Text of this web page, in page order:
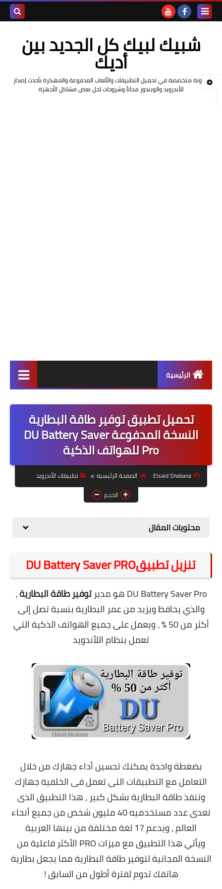
المدونةشبيك لبيك كل الجديد بين
أديك
مدونة متخصصة في تحميل التطبيقات والألعاب المدفوعة والمهكرة بأحدث إصدار
للأندرويد والويندوز مجاناً وشروحات لحل بعض مشاكل الأجهزة
الرئيسية
برامج وتطبيقات
حل مشاكل الهواتف الذكية
تحديث الرسيفرات
أنظمة تشغيل Windows
حماية
أخبار وتكنولوجيا
أدوات كهربائية
قوالب وشروحات بلوجر
معلومات عامة
تحميل تطبيق توفير طاقة البطارية
النسخة المدفوعة DU Battery Saver
Pro للهواتف الذكية
Elsaid Shabana الصفحة الرئيسية
تطبيقات الأندرويد
الحجم
محتويات المقال
تنزيل تطبيقDU Battery Saver PRO
DU Battery Saver Pro هو مدير توفير طاقة البطارية،
والذي يحافظ ويزيد من عمر البطارية بنسبة تصل إلى
أكثر من 50 % ، ويعمل على جميع الهواتف الذكية التي
تعمل بنظام اللأندويد
بضغطة واحدة يمكنك تحسين أداء جهازك من خلال
التعامل مع التطبيقات التى تعمل فى الخلفية جهازك
وتنفذ طاقة البطارية بشكل كبير ، هذا التطبيق الذى
تعدى عدد مستخدميه 40 مليون شخص من جميع أنحاء
العالم ، ويدعم 17 لغة مختلفة من بينها العربية
ويأتي هذا التطبيق مع ميزات PRO الأكثر فاعلية من
النسخة المجانية لتوفير طاقة البطارية مما يجعل بطارية
هاتفك تدوم لفترة أطول من السابق !